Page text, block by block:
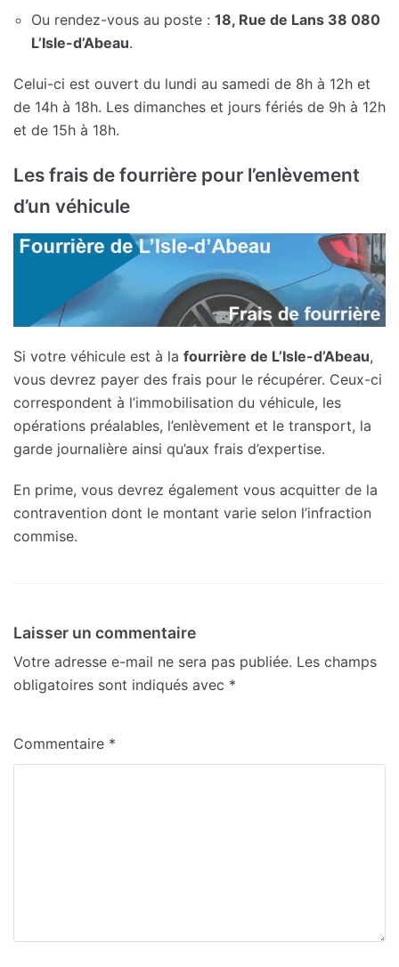
Ou rendez-vous au poste : 18, Rue de Lans 38 080
L’Isle-d’Abeau.
Celui-ci est ouvert du lundi au samedi de 8h à 12h et
de 14h à 18h. Les dimanches et jours fériés de 9h à 12h
et de 15h à 18h.
Les frais de fourrière pour l’enlèvement
d’un véhicule
Si votre véhicule est à la fourrière de L’Isle-d’Abeau,
vous devrez payer des frais pour le récupérer. Ceux-ci
correspondent à l’immobilisation du véhicule, les
opérations préalables, l’enlèvement et le transport, la
garde journalière ainsi qu’aux frais d’expertise.
En prime, vous devrez également vous acquitter de la
contravention dont le montant varie selon l’infraction
commise.
Laisser un commentaire
Votre adresse e-mail ne sera pas publiée. Les champs
obligatoires sont indiqués avec *
Commentaire *